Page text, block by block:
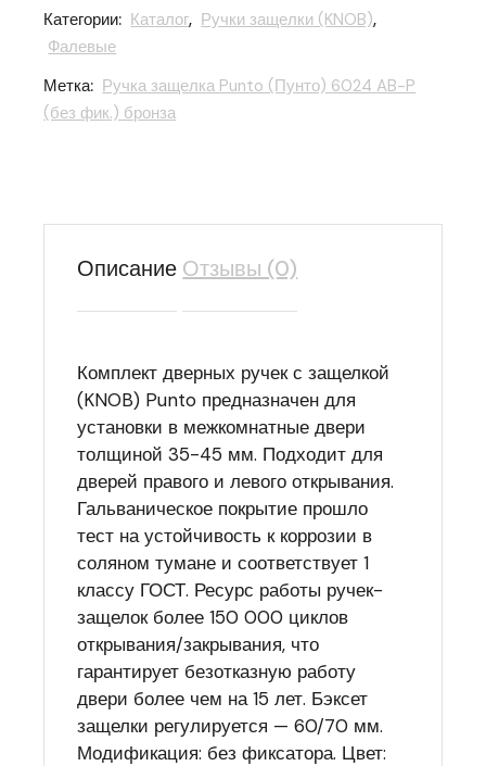
Категории: Каталог, Ручки защелки (KNOB),
Фалевые
Метка: Ручка защелка Punto (Пунто) 6024 AB-P
(без фик.) бронза
Описание Отзывы (0)
Комплект дверных ручек с защелкой
(KNOB) Punto предназначен для
установки в межкомнатные двери
толщиной 35-45 мм. Подходит для
дверей правого и левого открывания.
Гальваническое покрытие прошло
тест на устойчивость к коррозии в
соляном тумане и соответствует 1
классу ГОСТ. Ресурс работы ручек-
защелок более 150 000 циклов
открывания/закрывания, что
гарантирует безотказную работу
двери более чем на 15 лет. Бэксет
защелки регулируется — 60/70 мм.
Модификация: без фиксатора. Цвет: